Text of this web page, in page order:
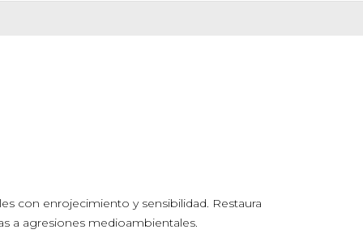
con enrojecimiento y sensibilidad. Restaura
a agresiones medioambientales.